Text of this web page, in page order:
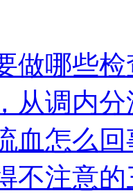
做哪些检
从调内
血怎么回
不注意